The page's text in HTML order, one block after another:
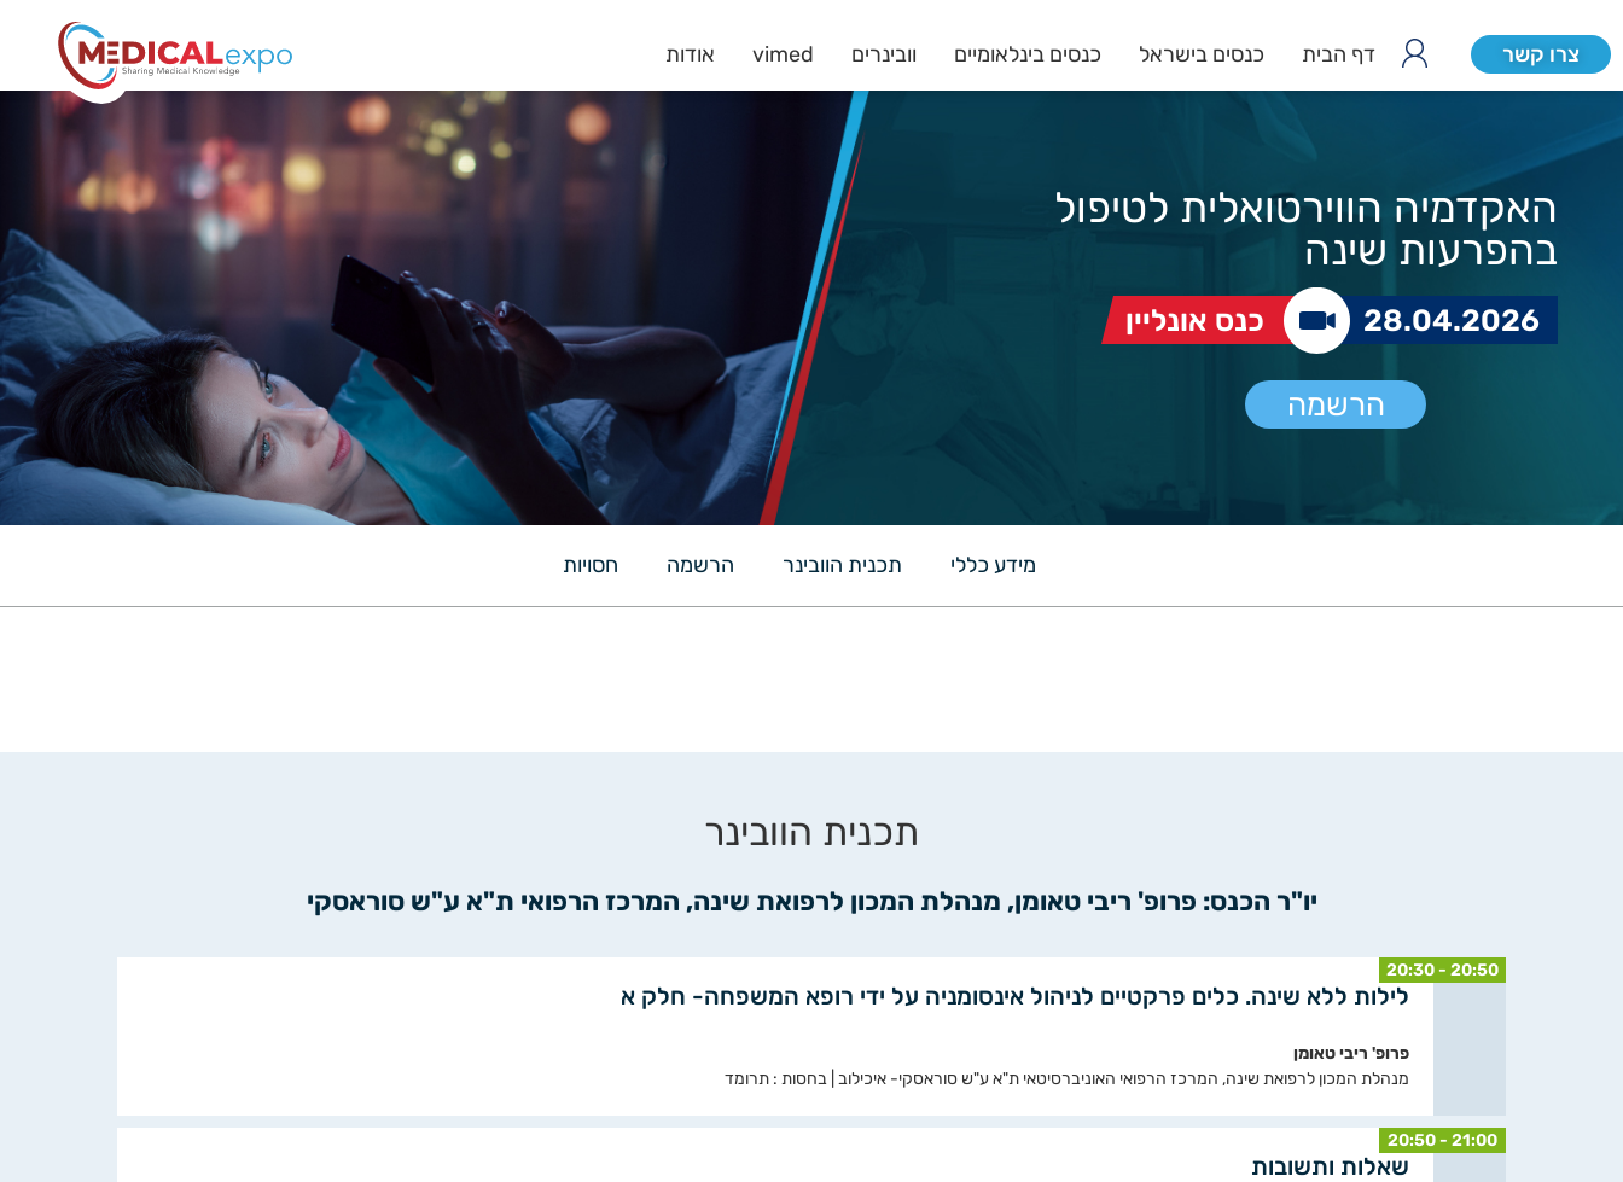
צרו קשר דף הבית כנסים בישראל כנסים בינלאומיים וובינרים vimed אודות
האקדמיה הווירטואלית לטיפול
בהפרעות שינה
28.04.2026 כנס אונליין
הרשמה
מידע כללי תכנית הוובינר הרשמה חסויות
תכנית הוובינר
יו"ר הכנס: פרופ' ריבי טאומן, מנהלת המכון לרפואת שינה, המרכז הרפואי ת"א ע"ש סוראסקי
20:30 - 20:50
לילות ללא שינה. כלים פרקטיים לניהול אינסומניה על ידי רופא המשפחה- חלק א
פרופ' ריבי טאומן
מנהלת המכון לרפואת שינה, המרכז הרפואי האוניברסיטאי ת"א ע"ש סוראסקי- איכילוב | בחסות : תרומד
20:50 - 21:00
שאלות ותשובות